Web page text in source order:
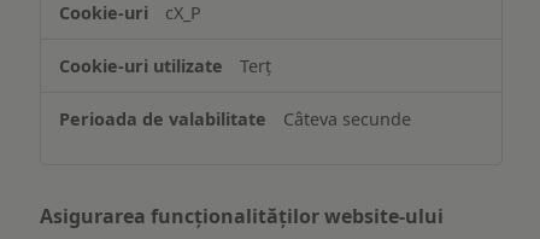
informațiilor
pe
dispozitiv
cX_P
Terț
Câteva secunde
Asigurarea funcționalităților website-ului